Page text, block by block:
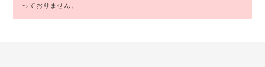
っておりません。